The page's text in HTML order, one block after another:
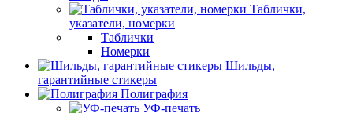
Таблички,
указатели, номерки
Таблички
Номерки
Шильды,
гарантийные стикеры
Полиграфия
УФ-печать